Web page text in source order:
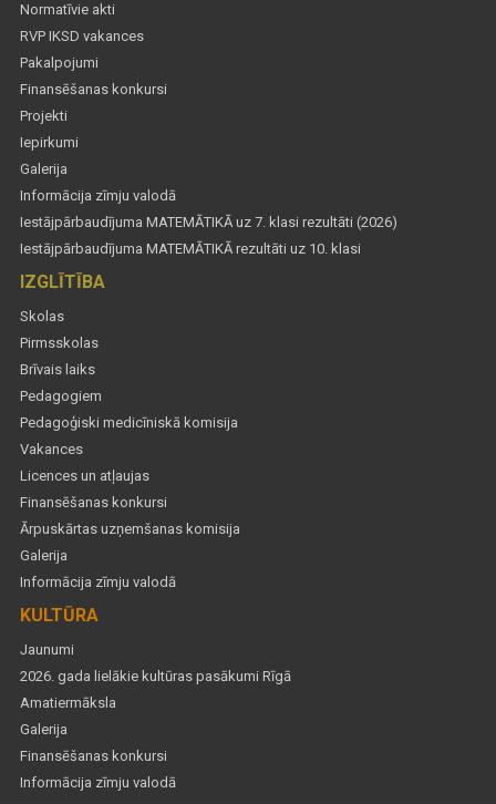
Normatīvie akti
RVP IKSD vakances
Pakalpojumi
Finansēšanas konkursi
Projekti
Iepirkumi
Galerija
Informācija zīmju valodā
Iestājpārbaudījuma MATEMĀTIKĀ uz 7. klasi rezultāti (2026)
Iestājpārbaudījuma MATEMĀTIKĀ rezultāti uz 10. klasi
IZGLĪTĪBA
Skolas
Pirmsskolas
Brīvais laiks
Pedagogiem
Pedagoģiski medicīniskā komisija
Vakances
Licences un atļaujas
Finansēšanas konkursi
Ārpuskārtas uzņemšanas komisija
Galerija
Informācija zīmju valodā
KULTŪRA
Jaunumi
2026. gada lielākie kultūras pasākumi Rīgā
Amatiermāksla
Galerija
Finansēšanas konkursi
Informācija zīmju valodā